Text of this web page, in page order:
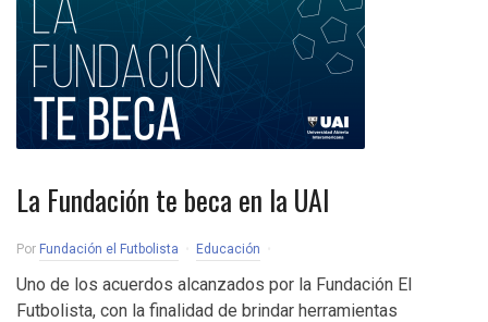
La Fundación te beca en la UAI
Por Fundación el Futbolista Educación
Uno de los acuerdos alcanzados por la Fundación El
Futbolista, con la finalidad de brindar herramientas